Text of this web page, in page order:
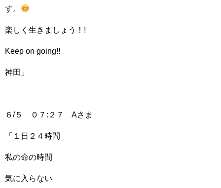
す。
楽しく生きましょう！!
Keep on going!!
神田」
６/５ ０７:２７ Aさま
「１日２４時間
私の命の時間
気に入らない